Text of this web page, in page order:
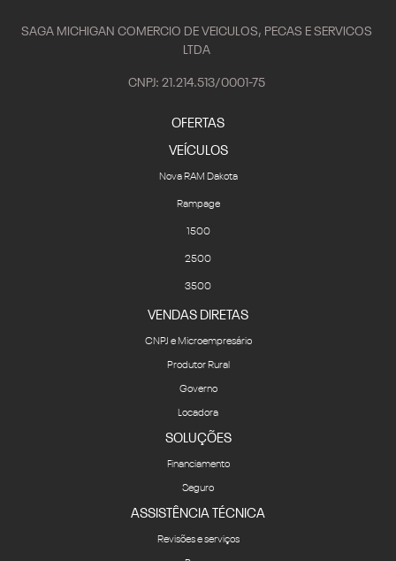
SAGA MICHIGAN COMERCIO DE VEICULOS, PECAS E SERVICOS
LTDA
CNPJ: 21.214.513/0001-75
OFERTAS
VEÍCULOS
Nova RAM Dakota
Rampage
1500
2500
3500
VENDAS DIRETAS
CNPJ e Microempresário
Produtor Rural
Governo
Locadora
SOLUÇÕES
Financiamento
Seguro
ASSISTÊNCIA TÉCNICA
Revisões e serviços